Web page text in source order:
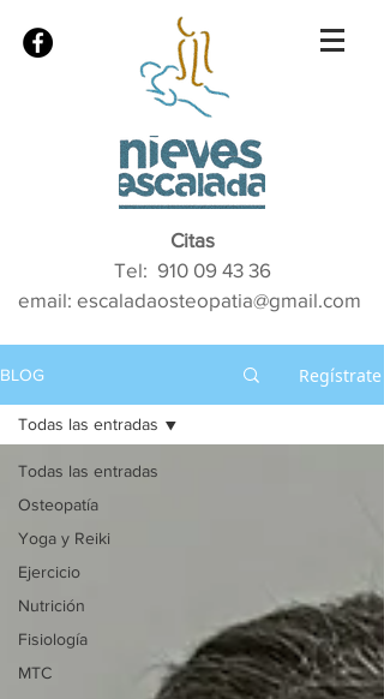
Citas
Tel: 910 09 43 36
email: escaladaosteopatia@gmail.com
BLOG Regístrate
Todas las entradas
Osteopatía
Yoga y Reiki
Ejercicio
Nutrición
Fisiología
MTC
Todas las entradas